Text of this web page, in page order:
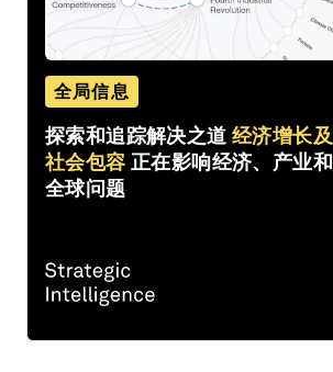
全局信息
探索和追踪解决之道 经济增长及
社会包容 正在影响经济、产业和
全球问题